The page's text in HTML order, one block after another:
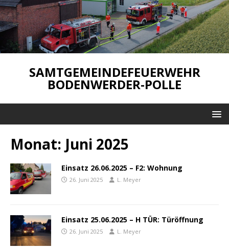
SAMTGEMEINDEFEUERWEHR
BODENWERDER-POLLE
Monat: Juni 2025
Einsatz 26.06.2025 – F2: Wohnung
26. Juni 2025 L. Meyer
Einsatz 25.06.2025 – H TÜR: Türöffnung
26. Juni 2025 L. Meyer